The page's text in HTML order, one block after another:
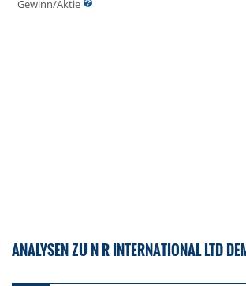
Gewinn/Aktie
ANALYSEN ZU N R INTERNATIONAL LTD